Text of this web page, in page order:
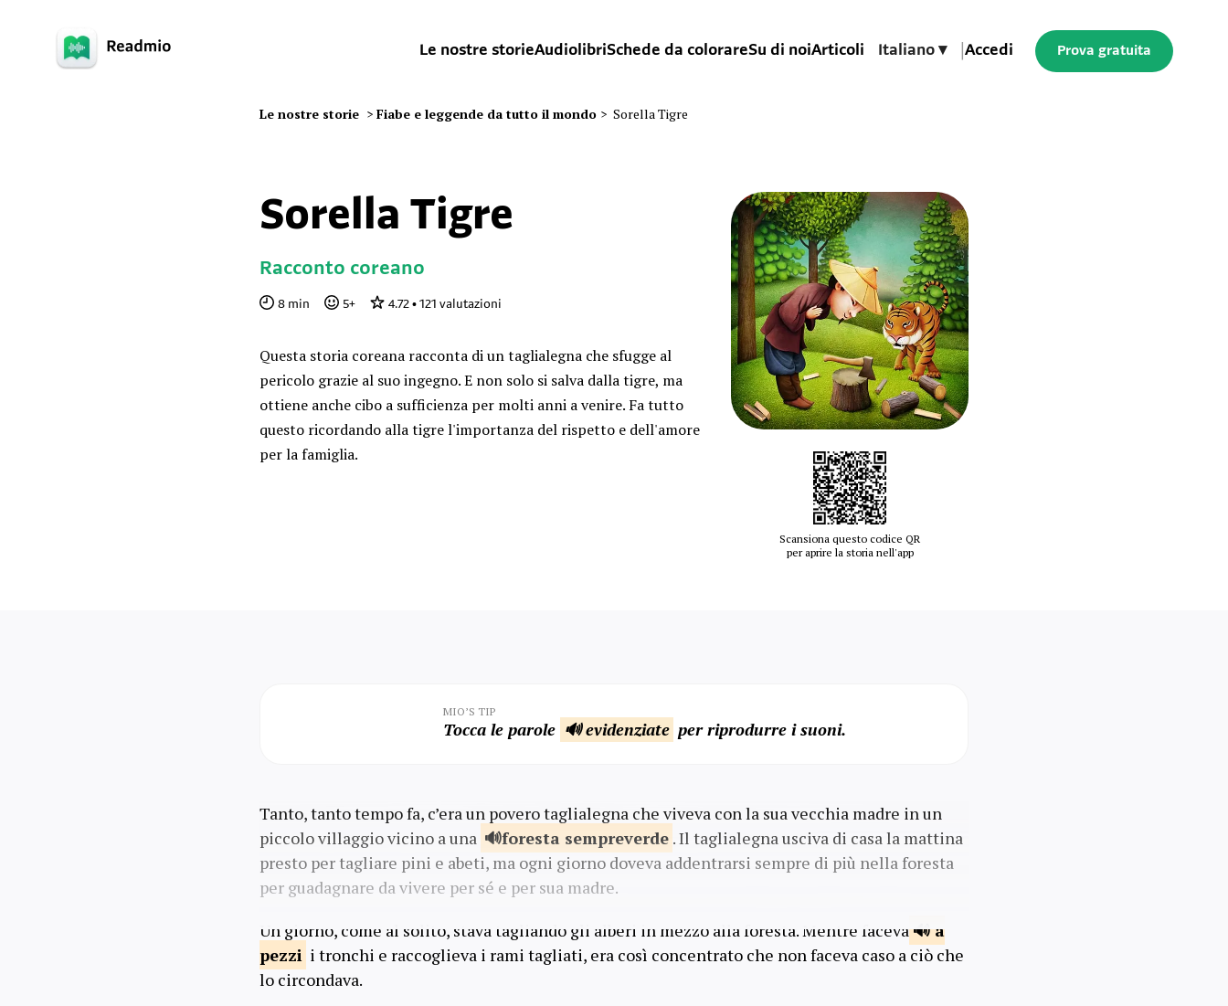
Le nostre storieAudiolibriSchede da colorareSu di noiArticoli Italiano ▾ Accedi Prova gratuita
Le nostre storie > Fiabe e leggende da tutto il mondo > Sorella Tigre
Sorella Tigre
Racconto coreano
8 min 5+ 4.72 • 121 valutazioni
Questa storia coreana racconta di un taglialegna che sfugge al
pericolo grazie al suo ingegno. E non solo si salva dalla tigre, ma
ottiene anche cibo a sufficienza per molti anni a venire. Fa tutto
questo ricordando alla tigre l'importanza del rispetto e dell'amore
per la famiglia.
Scansiona questo codice QR
per aprire la storia nell'app
MIO’S TIP
Tocca le parole 🔊 evidenziate per riprodurre i suoni.
Tanto, tanto tempo fa, c’era un povero taglialegna che viveva con la sua vecchia madre in un
piccolo villaggio vicino a una
foresta sempreverde . Il taglialegna usciva di casa la mattina
presto per tagliare pini e abeti, ma ogni giorno doveva addentrarsi sempre di più nella foresta
per guadagnare da vivere per sé e per sua madre.
Un giorno, come al solito, stava tagliando gli alberi in mezzo alla foresta. Mentre faceva
a
pezzi i tronchi e raccoglieva i rami tagliati, era così concentrato che non faceva caso a ciò che
lo circondava.